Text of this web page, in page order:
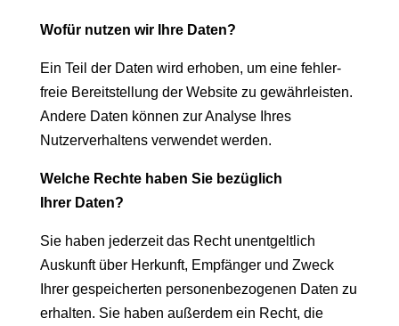
Wofür nutzen wir Ihre Daten?
Ein Teil der Dat­en wird erhoben, um eine fehler­
freie Bere­it­stel­lung der Web­site zu gewährleis­ten.
Andere Dat­en kön­nen zur Analyse Ihres
Nutzerver­hal­tens ver­wen­det werden.
Welche Rechte haben Sie bezüglich
Ihrer Daten?
Sie haben jed­erzeit das Recht unent­geltlich
Auskun­ft über Herkun­ft, Empfänger und Zweck
Ihrer gespe­icherten per­so­n­en­be­zo­ge­nen Dat­en zu
erhal­ten. Sie haben außer­dem ein Recht, die